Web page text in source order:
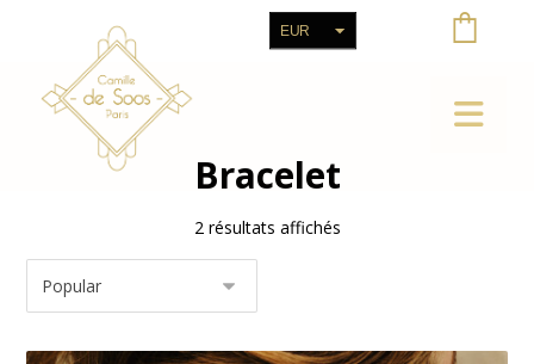
EUR
Bracelet
2 résultats affichés